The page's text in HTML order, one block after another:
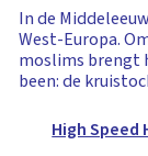
In de
West-Europa.
moslims brengt
been: de
High Speed